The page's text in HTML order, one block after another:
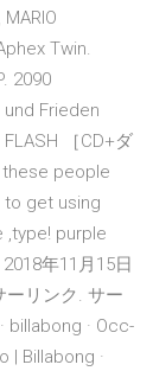
Twin.
2090
Frieden
［CD+ダ
these people
to get using
,type! purple
年11月15日
ーリンク. サー
billabong · Occ-
| Billabong ·